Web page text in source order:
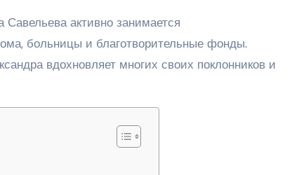
активно занимается
больницы и благотворительные фонды.
вдохновляет многих своих поклонников и